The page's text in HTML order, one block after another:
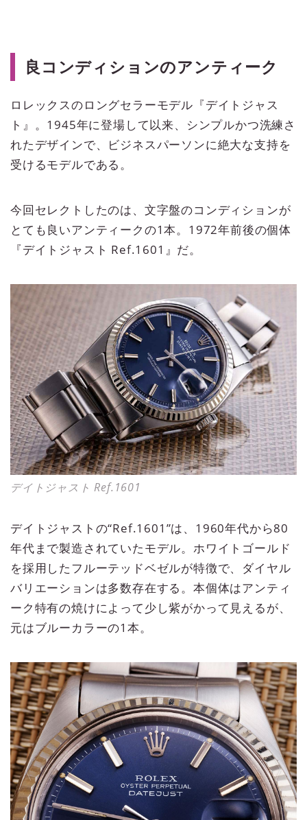
良コンディションのアンティーク
ロレックスのロングセラーモデル『デイトジャス
ト』。1945年に登場して以来、シンプルかつ洗練さ
れたデザインで、ビジネスパーソンに絶大な支持を
受けるモデルである。
今回セレクトしたのは、文字盤のコンディションが
とても良いアンティークの1本。1972年前後の個体
『デイトジャスト Ref.1601』だ。
デイトジャスト Ref.1601
デイトジャストの“Ref.1601”は、1960年代から80
年代まで製造されていたモデル。ホワイトゴールド
を採用したフルーテッドベゼルが特徴で、ダイヤル
バリエーションは多数存在する。本個体はアンティ
ーク特有の焼けによって少し紫がかって見えるが、
元はブルーカラーの1本。